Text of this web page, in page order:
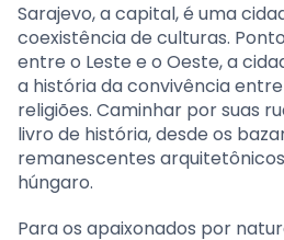
Sarajevo, a capital, é uma
coexistência de culturas.
entre o Leste e o Oeste, a
a história da convivência
religiões. Caminhar por suas
livro de história, desde os
remanescentes
húngaro.
Para os apaixonados por